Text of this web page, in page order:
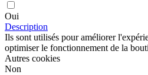
Oui
Description
Ils sont utilisés pour améliorer
optimiser le fonctionnement de la
Autres cookies
Non